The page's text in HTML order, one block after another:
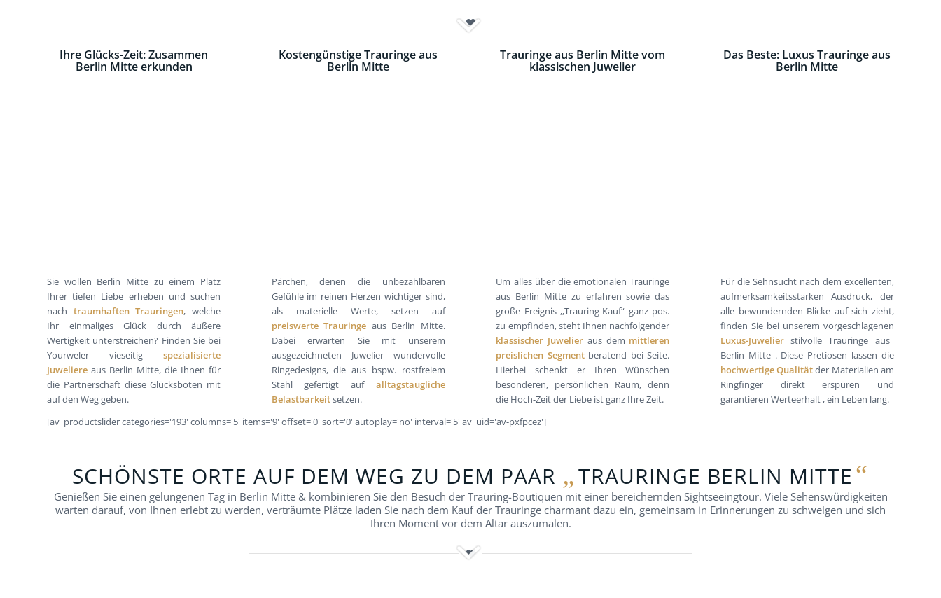
Ihre Glücks-Zeit: Zusammen
Berlin Mitte erkunden
Sie wollen Berlin Mitte zu einem Platz
Ihrer tiefen Liebe erheben und suchen
nach traumhaften Trauringen, welche
Ihr einmaliges Glück durch äußere
Wertigkeit unterstreichen? Finden Sie bei
Yourweler vieseitig spezialisierte
Juweliere aus Berlin Mitte, die Ihnen für
die Partnerschaft diese Glücksboten mit
auf den Weg geben.
Kostengünstige Trauringe aus
Berlin Mitte
Pärchen, denen die unbezahlbaren
Gefühle im reinen Herzen wichtiger sind,
als materielle Werte, setzen auf
preiswerte Trauringe aus Berlin Mitte.
Dabei erwarten Sie mit unserem
ausgezeichneten Juwelier wundervolle
Ringedesigns, die aus bspw. rostfreiem
Stahl gefertigt auf alltagstaugliche
Belastbarkeitsetzen.
Trauringe aus Berlin Mitte vom
klassischen Juwelier
Um alles über die emotionalen Trauringe
aus Berlin Mitte zu erfahren sowie das
große Ereignis ,,Trauring-Kauf“ ganz pos.
zu empfinden, steht Ihnen nachfolgender
klassischer Juwelier aus dem mittleren
preislichen Segmentberatend bei Seite.
Hierbei schenkt er Ihren Wünschen
besonderen, persönlichen Raum, denn
die Hoch-Zeit der Liebe ist ganz Ihre Zeit.
Das Beste: Luxus Trauringe aus
Berlin Mitte
Für die Sehnsucht nach dem excellenten,
aufmerksamkeitsstarken Ausdruck, der
alle bewundernden Blicke auf sich zieht,
finden Sie bei unserem vorgeschlagenen
Luxus-Juwelierstilvolle Trauringe aus
Berlin Mitte . Diese Pretiosen lassen die
hochwertige Qualitätder Materialien am
Ringfinger direkt erspüren und
garantieren Werteerhalt , ein Leben lang.
[av_productslider categories='193' columns='5' items='9' offset='0' sort='0' autoplay='no' interval='5' av_uid='av-pxfpcez']
SCHÖNSTE ORTE AUF DEM WEG ZU DEM PAAR „TRAURINGE BERLIN MITTE“
Genießen Sie einen gelungenen Tag in Berlin Mitte & kombinieren Sie den Besuch der Trauring-Boutiquen mit einer bereichernden Sightseeingtour. Viele Sehenswürdigkeiten
warten darauf, von Ihnen erlebt zu werden, verträumte Plätze laden Sie nach dem Kauf der Trauringe charmant dazu ein, gemeinsam in Erinnerungen zu schwelgen und sich
Ihren Moment vor dem Altar auszumalen.